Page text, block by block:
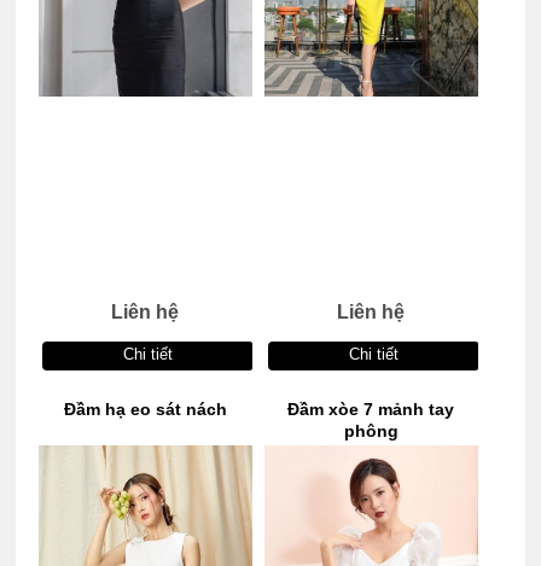
Liên hệ
Chi tiết
Liên hệ
Chi tiết
Đầm hạ eo sát nách
Đầm xòe 7 mảnh tay
phông